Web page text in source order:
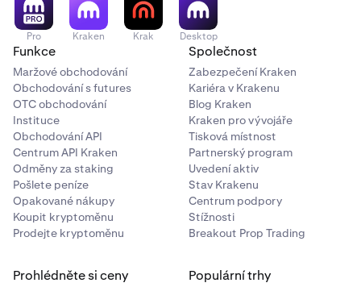
Pro Kraken Krak Desktop
Funkce
Maržové obchodování
Obchodování s futures
OTC obchodování
Instituce
Obchodování API
Centrum API Kraken
Odměny za staking
Pošlete peníze
Opakované nákupy
Koupit kryptoměnu
Prodejte kryptoměnu
Společnost
Zabezpečení Kraken
Kariéra v Krakenu
Blog Kraken
Kraken pro vývojáře
Tisková místnost
Partnerský program
Uvedení aktiv
Stav Krakenu
Centrum podpory
Stížnosti
Breakout Prop Trading
Prohlédněte si ceny Populární trhy